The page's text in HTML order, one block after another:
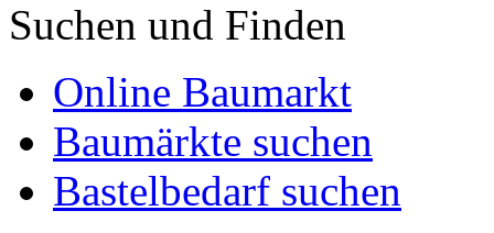
Suchen und Finden
Online Baumarkt
Baumärkte suchen
Bastelbedarf suchen